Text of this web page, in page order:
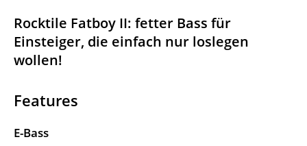
Rocktile Fatboy II: fetter Bass für
Einsteiger, die einfach nur loslegen
wollen!
Features
E-Bass